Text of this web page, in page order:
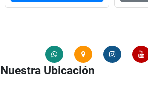
Nuestra Ubicación